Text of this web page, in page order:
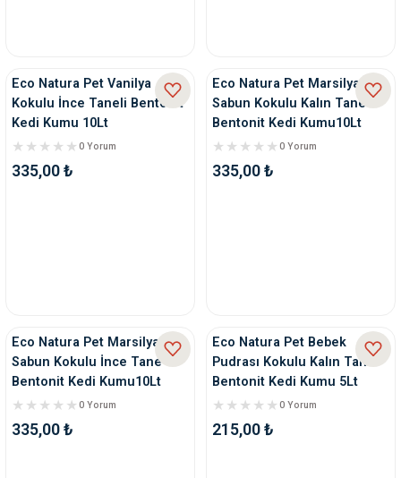
Eco Natura Pet Vanilya
Kokulu İnce Taneli Bentonit
Kedi Kumu 10Lt
0 Yorum
335,00 ₺
Eco Natura Pet Marsilya
Sabun Kokulu Kalın Tane
Bentonit Kedi Kumu10Lt
0 Yorum
335,00 ₺
Eco Natura Pet Marsilya
Sabun Kokulu İnce Tane
Bentonit Kedi Kumu10Lt
0 Yorum
335,00 ₺
Eco Natura Pet Bebek
Pudrası Kokulu Kalın Tane
Bentonit Kedi Kumu 5Lt
0 Yorum
215,00 ₺